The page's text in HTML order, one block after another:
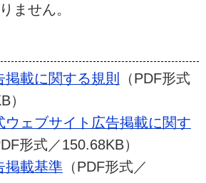
ません。
掲載に関する規則
（PDF形式
）
ウェブサイト広告掲載に関す
形式／150.68KB）
掲載基準（PDF形式／